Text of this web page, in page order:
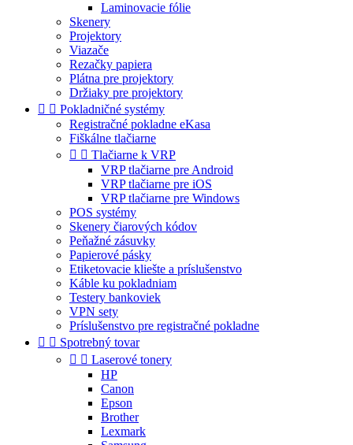
Laminovacie fólie
Skenery
Projektory
Viazače
Rezačky papiera
Plátna pre projektory
Držiaky pre projektory
  Pokladničné systémy
Registračné pokladne eKasa
Fiškálne tlačiarne
  Tlačiarne k VRP
VRP tlačiarne pre Android
VRP tlačiarne pre iOS
VRP tlačiarne pre Windows
POS systémy
Skenery čiarových kódov
Peňažné zásuvky
Papierové pásky
Etiketovacie kliešte a príslušenstvo
Káble ku pokladniam
Testery bankoviek
VPN sety
Príslušenstvo pre registračné pokladne
  Spotrebný tovar
  Laserové tonery
HP
Canon
Epson
Brother
Lexmark